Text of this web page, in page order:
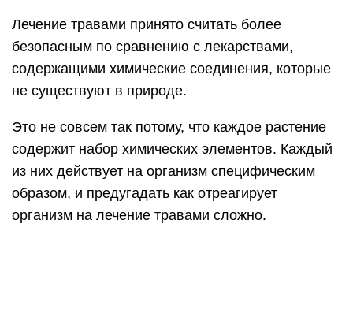
Лечение травами принято считать более
безопасным по сравнению с лекарствами,
содержащими химические соединения, которые
не существуют в природе.
Это не совсем так потому, что каждое растение
содержит набор химических элементов. Каждый
из них действует на организм специфическим
образом, и предугадать как отреагирует
организм на лечение травами сложно.